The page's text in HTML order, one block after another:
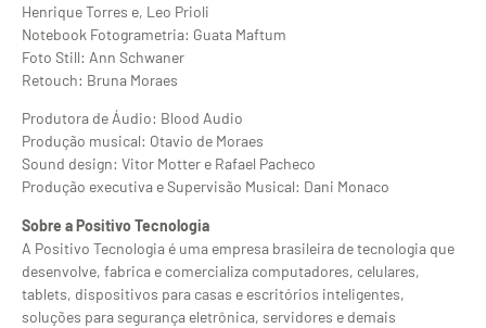
Henrique Torres e, Leo Prioli
Notebook Fotogrametria: Guata Maftum
Foto Still: Ann Schwaner
Retouch: Bruna Moraes
Produtora de Áudio: Blood Audio
Produção musical: Otavio de Moraes
Sound design: Vitor Motter e Rafael Pacheco
Produção executiva e Supervisão Musical: Dani Monaco
Sobre a Positivo Tecnologia
A Positivo Tecnologia é uma empresa brasileira de tecnologia que
desenvolve, fabrica e comercializa computadores, celulares,
tablets, dispositivos para casas e escritórios inteligentes,
soluções para segurança eletrônica, servidores e demais